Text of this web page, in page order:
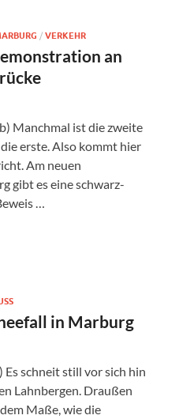
/ VERKEHR
an
Manchmal ist die zweite
erste. Also kommt hier
Am neuen
gibt es eine schwarz-
…
in Marburg
schneit still vor sich hin
Lahnbergen. Draußen
Maße, wie die